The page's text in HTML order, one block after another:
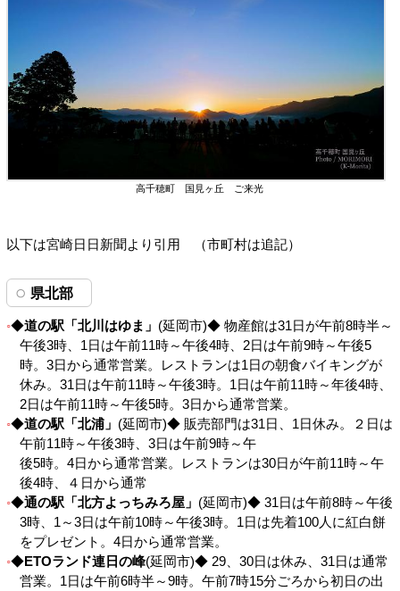
高千穂町 国見ヶ丘 ご来光
以下は宮崎日日新聞より引用 （市町村は追記）
県北部
◆道の駅「北川はゆま」 (延岡市)◆ 物産館は31日が午前8時半～
午後3時、1日は午前11時～午後4時、2日は午前9時～午後5
時。3日から通常営業。レストランは1日の朝食バイキングが
休み。31日は午前11時～午後3時。1日は午前11時～年後4時、
2日は午前11時～午後5時。3日から通常営業。
◆道の駅「北浦」 (延岡市)◆ 販売部門は31日、1日休み。２日は
午前11時～午後3時、3日は午前9時～午
後5時。4日から通常営業。レストランは30日が午前11時～午
後4時、４日から通常
◆通の駅「北方よっちみろ屋」 (延岡市)◆ 31日は午前8時～午後
3時、1～3日は午前10時～午後3時。1日は先着100人に紅白餅
をプレゼント。4日から通常営業。
◆ETOランド連日の峰(延岡市)◆ 29、30日は休み、31日は通常
営業。1日は午前6時半～9時。午前7時15分ごろから初日の出